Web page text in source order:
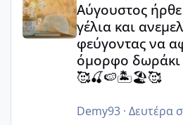
Αύγουστος
γέλια και
φεύγοντας να
όμορφο δωράκι
🥰🍒🍉🏝️🏖️🥰
Demy93· Δευτέρα